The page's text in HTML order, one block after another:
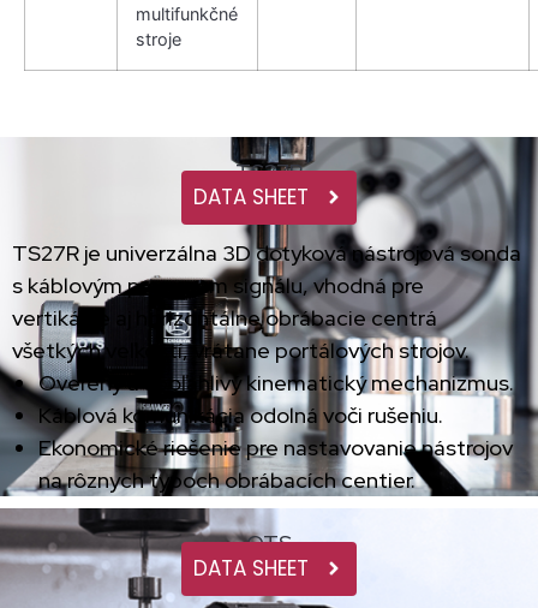
multifunkčné
stroje
TS27R je univerzálna 3D dotyková nástrojová sonda
s káblovým prenosom signálu, vhodná pre
vertikálne aj horizontálne obrábacie centrá
všetkých veľkostí, vrátane portálových strojov.
Overený a spoľahlivý kinematický mechanizmus.
Káblová komunikácia odolná voči rušeniu.
Ekonomické riešenie pre nastavovanie nástrojov
na rôznych typoch obrábacích centier.
TS27R
DATA SHEET
OTS
DATA SHEET